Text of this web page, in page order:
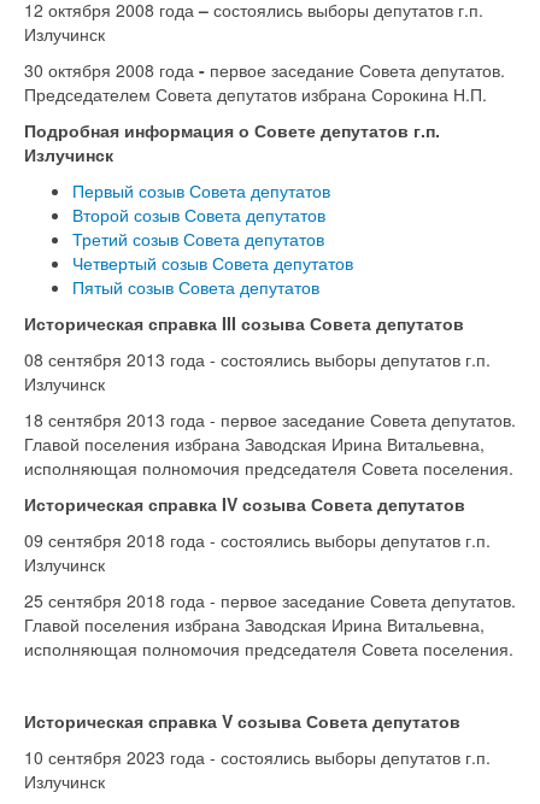
12 октября 2008 года– состоялись выборы депутатов г.п.
Излучинск
30 октября 2008 года - первое заседание Совета депутатов.
Председателем Совета депутатов избрана Сорокина Н.П.
Подробная информация о Совете депутатов г.п.
Излучинск
Первый созыв Совета депутатов
Второй созыв Совета депутатов
Третий созыв Совета депутатов
Четвертый созыв Совета депутатов
Пятый созыв Совета депутатов
Историческая справка III созыва Совета депутатов
08 сентября 2013 года - состоялись выборы депутатов г.п.
Излучинск
18 сентября 2013 года - первое заседание Совета депутатов.
Главой поселения избрана Заводская Ирина Витальевна,
исполняющая полномочия председателя Совета поселения.
Историческая справка IV созыва Совета депутатов
09 сентября 2018 года - состоялись выборы депутатов г.п.
Излучинск
25 сентября 2018 года - первое заседание Совета депутатов.
Главой поселения избрана Заводская Ирина Витальевна,
исполняющая полномочия председателя Совета поселения.
Историческая справка V созыва Совета депутатов
10 сентября 2023 года - состоялись выборы депутатов г.п.
Излучинск